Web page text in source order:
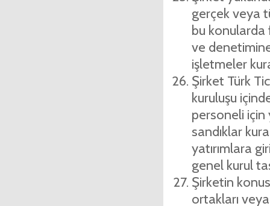
gerçek veya
bu
ve
işletmeler
Şirket Türk
kuruluşu
personeli için
sandıklar
yatırımlara
genel ku­rul
Şirketin
ortakları